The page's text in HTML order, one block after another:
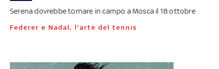
Serena dovrebbe tornare in campo a Mosca il 18 ottobre
Federer e Nadal, l'arte del tennis